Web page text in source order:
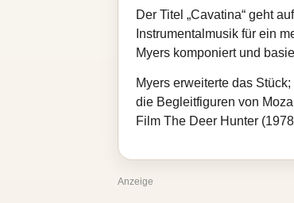
Der Titel „Cavatina“ geht
Instrumentalmusik für ein
Myers komponiert und
Myers erweiterte das
die Begleitfiguren von
Film The Deer Hunter
Anzeige